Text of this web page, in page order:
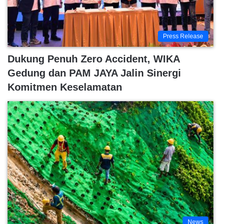
Press Release
Dukung Penuh Zero Accident, WIKA
Gedung dan PAM JAYA Jalin Sinergi
Komitmen Keselamatan
News